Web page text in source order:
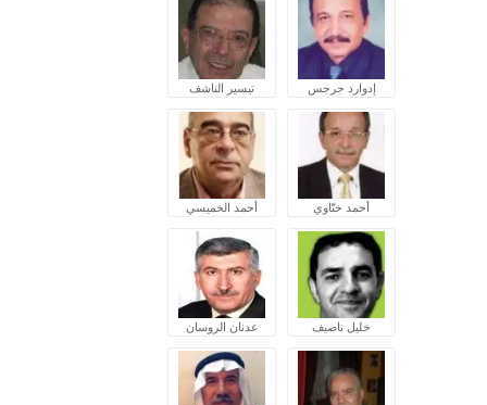
إدوارد جرجس تيسير الناشف
أحمد ختّاوي أحمد الخميسي
خليل ناصيف عدنان الروسان